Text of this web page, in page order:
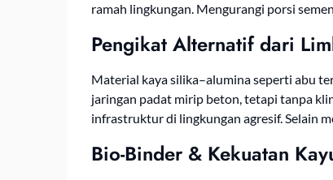
ramah lingkungan. Mengurangi porsi
Pengikat Alternatif dari
Material kaya silika–alumina seperti abu
jaringan padat mirip beton, tetapi tanpa
infrastruktur di lingkungan agresif. Selain
Bio-Binder & Kekuatan